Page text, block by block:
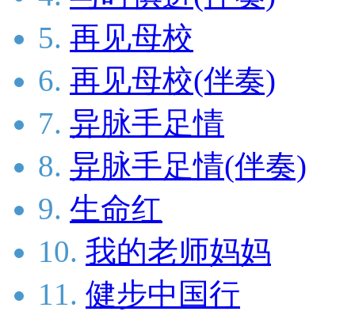
5. 再见母校
6. 再见母校(伴奏)
7. 异脉手足情
8. 异脉手足情(伴奏)
9. 生命红
10. 我的老师妈妈
11. 健步中国行